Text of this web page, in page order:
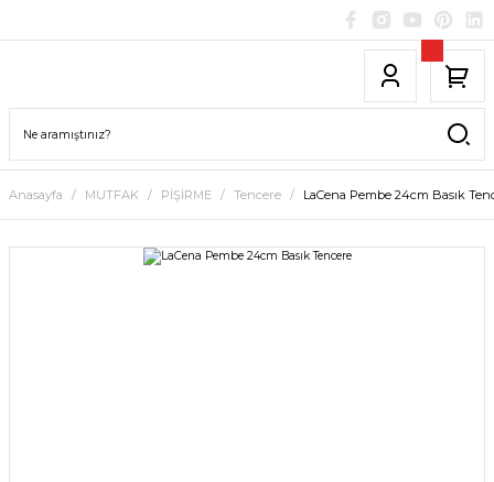
Anasayfa MUTFAK PİŞİRME Tencere LaCena Pembe 24cm Basık